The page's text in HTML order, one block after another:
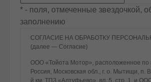
* - поля, отмеченные звездочкой,
заполнению
СОГЛАСИЕ НА ОБРАБОТКУ
(далее — Согласие)
ООО «Тойота Мотор», расположенное по
Россия, Московская обл., г. о. Мытищи, п.
й км, ТПЗ «Алтуфьево», вл. 5, стр. 1, и